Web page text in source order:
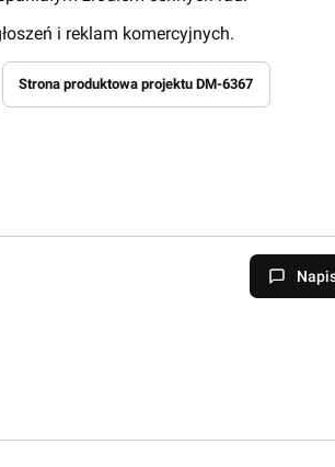
i reklam komercyjnych.
Strona produktowa projektu DM-6367